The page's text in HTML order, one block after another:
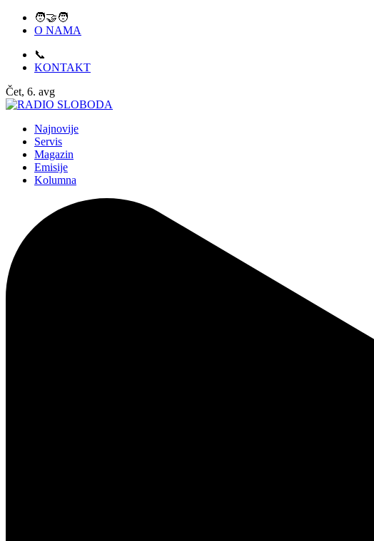
🧑‍🤝‍🧑
O NAMA
📞
KONTAKT
Čet, 6. avg
Najnovije
Servis
Magazin
Emisije
Kolumna